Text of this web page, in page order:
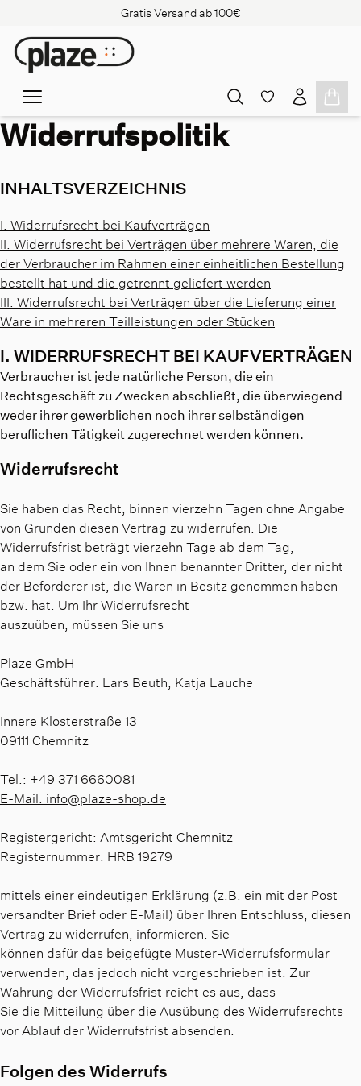
Gratis Versand ab 100€
Widerrufspolitik
INHALTSVERZEICHNIS
I. Widerrufsrecht bei Kaufverträgen
II. Widerrufsrecht bei Verträgen über mehrere Waren, die
der Verbraucher im Rahmen einer einheitlichen Bestellung
bestellt hat und die getrennt geliefert werden
III. Widerrufsrecht bei Verträgen über die Lieferung einer
Ware in mehreren Teilleistungen oder Stücken
I. WIDERRUFSRECHT BEI KAUFVERTRÄGEN
Verbraucher ist jede natürliche Person, die ein
Rechtsgeschäft zu Zwecken abschließt, die überwiegend
weder ihrer gewerblichen noch ihrer selbständigen
beruflichen Tätigkeit zugerechnet werden können.
Widerrufsrecht
Sie haben das Recht, binnen vierzehn Tagen ohne Angabe
von Gründen diesen Vertrag zu widerrufen. Die
Widerrufsfrist beträgt vierzehn Tage ab dem Tag,
an dem Sie oder ein von Ihnen benannter Dritter, der nicht
der Beförderer ist, die Waren in Besitz genommen haben
bzw. hat. Um Ihr Widerrufsrecht
auszuüben, müssen Sie uns
Plaze GmbH
Geschäftsführer: Lars Beuth, Katja Lauche
Innere Klosterstraße 13
09111 Chemnitz
Tel.: +49 371 6660081
E-Mail: info@plaze-shop.de
Registergericht: Amtsgericht Chemnitz
Registernummer: HRB 19279
mittels einer eindeutigen Erklärung (z.B. ein mit der Post
versandter Brief oder E-Mail) über Ihren Entschluss, diesen
Vertrag zu widerrufen, informieren. Sie
können dafür das beigefügte Muster-Widerrufsformular
verwenden, das jedoch nicht vorgeschrieben ist. Zur
Wahrung der Widerrufsfrist reicht es aus, dass
Sie die Mitteilung über die Ausübung des Widerrufsrechts
vor Ablauf der Widerrufsfrist absenden.
Folgen des Widerrufs